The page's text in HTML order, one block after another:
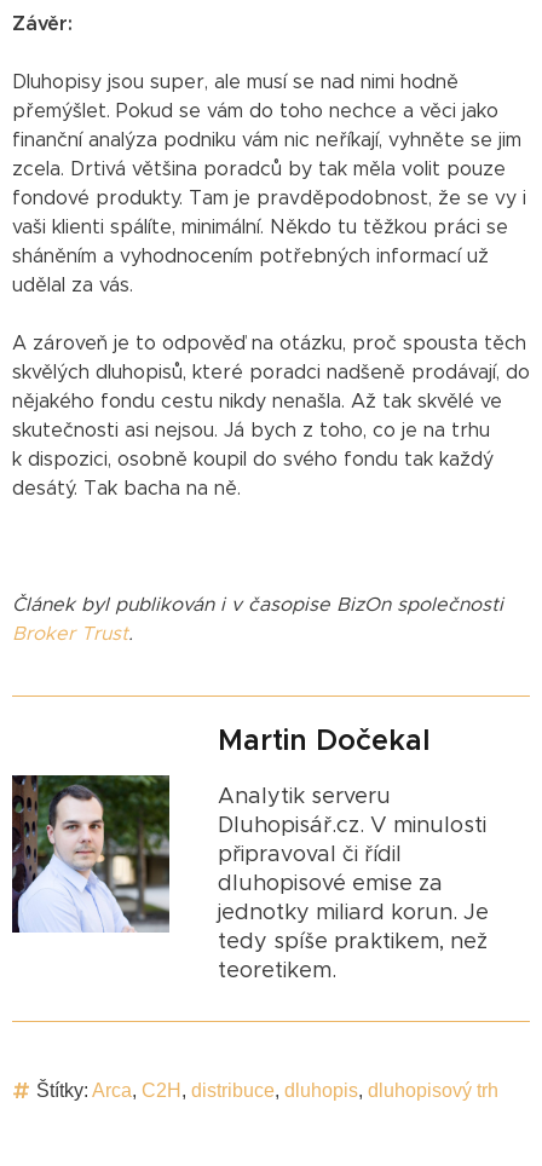
Závěr:
Dluhopisy jsou super, ale musí se nad nimi hodně
přemýšlet. Pokud se vám do toho nechce a věci jako
finanční analýza podniku vám nic neříkají, vyhněte se jim
zcela. Drtivá většina poradců by tak měla volit pouze
fondové produkty. Tam je pravděpodobnost, že se vy i
vaši klienti spálíte, minimální. Někdo tu těžkou práci se
sháněním a vyhodnocením potřebných informací už
udělal za vás.
A zároveň je to odpověď na otázku, proč spousta těch
skvělých dluhopisů, které poradci nadšeně prodávají, do
nějakého fondu cestu nikdy nenašla. Až tak skvělé ve
skutečnosti asi nejsou. Já bych z toho, co je na trhu
k dispozici, osobně koupil do svého fondu tak každý
desátý. Tak bacha na ně.
Článek byl publikován i v časopise BizOn společnosti
Broker Trust.
Martin Dočekal
Analytik serveru
Dluhopisář.cz. V minulosti
připravoval či řídil
dluhopisové emise za
jednotky miliard korun. Je
tedy spíše praktikem, než
teoretikem.
Štítky: Arca, C2H , distribuce, dluhopis, dluhopisový trh